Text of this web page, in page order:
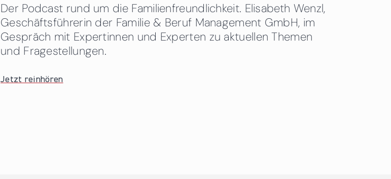
Der Podcast rund um die Familienfreundlichkeit. Elisabeth Wenzl,
Geschäftsführerin der Familie & Beruf Management GmbH, im
Gespräch mit Expertinnen und Experten zu aktuellen Themen
und Fragestellungen.
Jetzt reinhören